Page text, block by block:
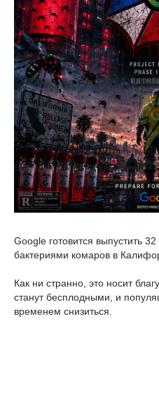
Google готовится выпустить
бактериями комаров в
Как ни странно, это носит
станут бесплодными, и
временем снизиться.